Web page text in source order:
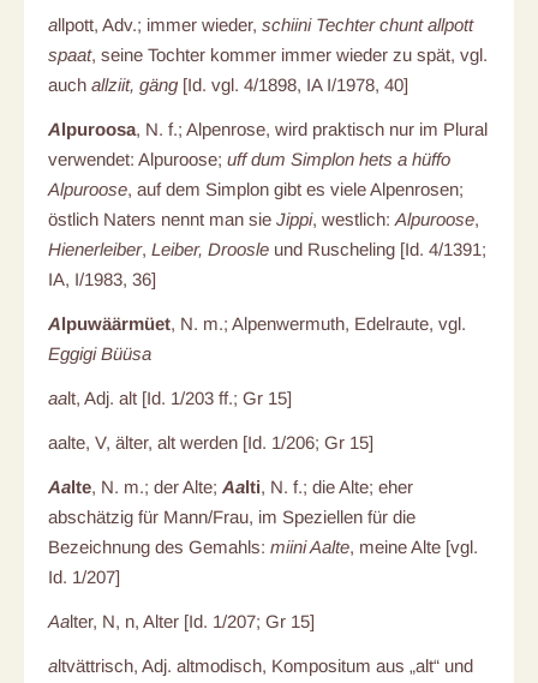
allpott, Adv.; immer wieder, schiini Techter chunt allpott
spaat, seine Tochter kommer immer wieder zu spät, vgl.
auch allziit, gäng [Id. vgl. 4/1898, IA I/1978, 40]
Alpuroosa, N. f.; Alpenrose, wird praktisch nur im Plural
verwendet: Alpuroose; uff dum Simplon hets a hüffo
Alpuroose, auf dem Simplon gibt es viele Alpenrosen;
östlich Naters nennt man sie Jippi, westlich: Alpuroose,
Hienerleiber, Leiber, Droosle und Ruscheling [Id. 4/1391;
IA, I/1983, 36]
Alpuwäärmüet, N. m.; Alpenwermuth, Edelraute, vgl.
Eggigi Büüsa
aalt, Adj. alt [Id. 1/203 ff.; Gr 15]
aalte, V, älter, alt werden [Id. 1/206; Gr 15]
Aalte, N. m.; der Alte; Aalti, N. f.; die Alte; eher
abschätzig für Mann/Frau, im Speziellen für die
Bezeichnung des Gemahls: miini Aalte, meine Alte [vgl.
Id. 1/207]
Aalter, N, n, Alter [Id. 1/207; Gr 15]
altvättrisch, Adj. altmodisch, Kompositum aus „alt“ und